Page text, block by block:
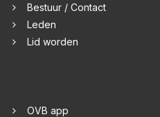
Bestuur / Contact
Leden
Lid worden
OVB app